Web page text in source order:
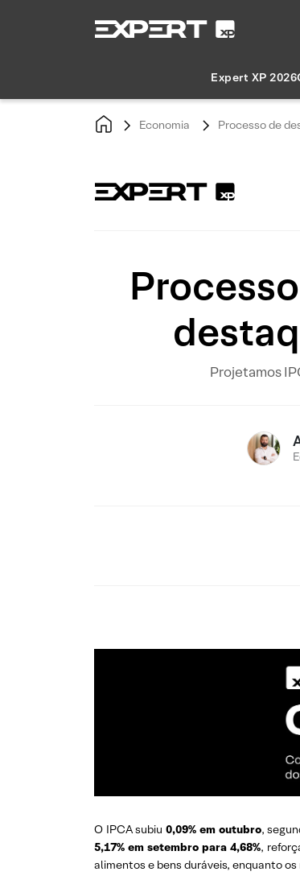
Expert XP 2026
Economia Processo de
Projetamos
O IPCA subiu0,09% em outubro,
5,17% em setembro para 4,68%,
alimentos e bens duráveis, enquanto